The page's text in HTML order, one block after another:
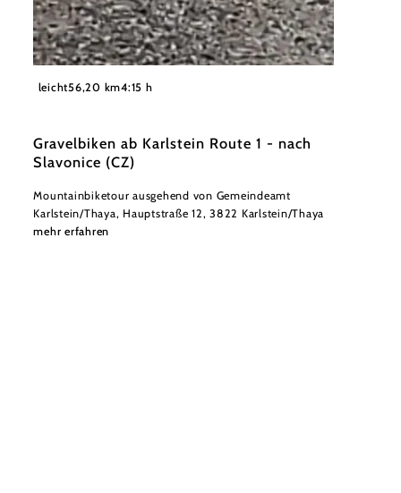
©
Andreas Sogerer
leicht56,20 km4:15 h
Gravelbiken ab Karlstein Route 1 - nach
Slavonice (CZ)
Mountainbiketour ausgehend von Gemeindeamt
Karlstein/Thaya, Hauptstraße 12, 3822 Karlstein/Thaya
mehr erfahren